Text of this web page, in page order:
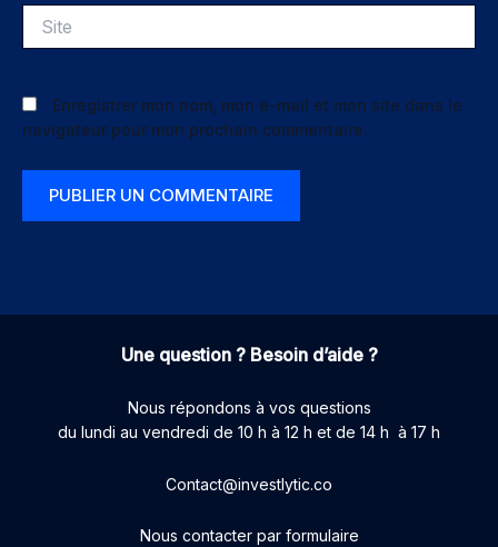
Enregistrer mon nom, mon e-mail et mon site dans le
navigateur pour mon prochain commentaire.
Une question ? Besoin d’aide ?
Nous répondons à vos questions
du lundi au vendredi de 10 h à 12 h et de 14 h à 17 h
Contact@investlytic.co
Nous contacter par formulaire